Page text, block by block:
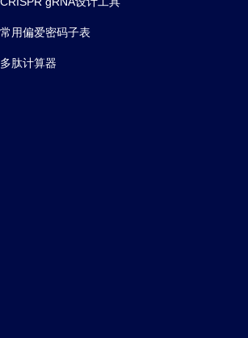
常用偏爱密码子表
多肽计算器